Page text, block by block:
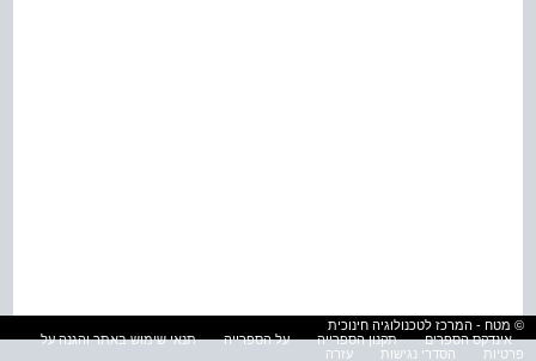
© מטח - המרכז לטכנולוגיה חינוכית
אינדקס הספרים
תקנון הספרייה על הספרייה
תנאי שימוש באתר והגנה על
פרטיות
הסדרי נגישות עזרה